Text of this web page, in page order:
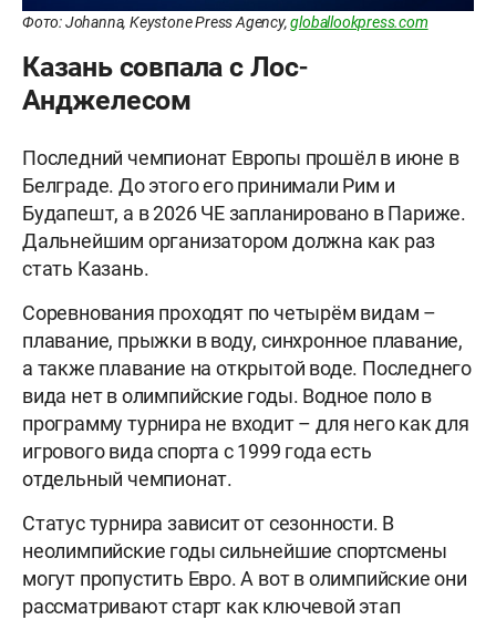
Фото: Johanna, Keystone Press Agency,globallookpress.com
Казань совпала с Лос-
Анджелесом
Последний чемпионат Европы прошëл в июне в
Белграде. До этого его принимали Рим и
Будапешт, а в 2026 ЧЕ запланировано в Париже.
Дальнейшим организатором должна как раз
стать Казань.
Соревнования проходят по четырëм видам –
плавание, прыжки в воду, синхронное плавание,
а также плавание на открытой воде. Последнего
вида нет в олимпийские годы. Водное поло в
программу турнира не входит – для него как для
игрового вида спорта с 1999 года есть
отдельный чемпионат.
Статус турнира зависит от сезонности. В
неолимпийские годы сильнейшие спортсмены
могут пропустить Евро. А вот в олимпийские они
рассматривают старт как ключевой этап